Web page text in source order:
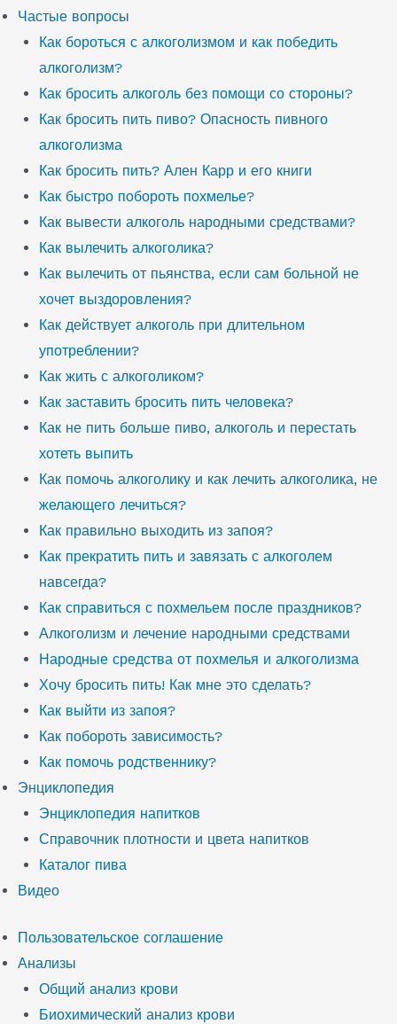
Частые вопросы
Как бороться с алкоголизмом и как победить
алкоголизм?
Как бросить алкоголь без помощи со стороны?
Как бросить пить пиво? Опасность пивного
алкоголизма
Как бросить пить? Ален Карр и его книги
Как быстро побороть похмелье?
Как вывести алкоголь народными средствами?
Как вылечить алкоголика?
Как вылечить от пьянства, если сам больной не
хочет выздоровления?
Как действует алкоголь при длительном
употреблении?
Как жить с алкоголиком?
Как заставить бросить пить человека?
Как не пить больше пиво, алкоголь и перестать
хотеть выпить
Как помочь алкоголику и как лечить алкоголика, не
желающего лечиться?
Как правильно выходить из запоя?
Как прекратить пить и завязать с алкоголем
навсегда?
Как справиться с похмельем после праздников?
Алкоголизм и лечение народными средствами
Народные средства от похмелья и алкоголизма
Хочу бросить пить! Как мне это сделать?
Как выйти из запоя?
Как побороть зависимость?
Как помочь родственнику?
Энциклопедия
Энциклопедия напитков
Справочник плотности и цвета напитков
Каталог пива
Видео
Пользовательское соглашение
Анализы
Общий анализ крови
Биохимический анализ крови